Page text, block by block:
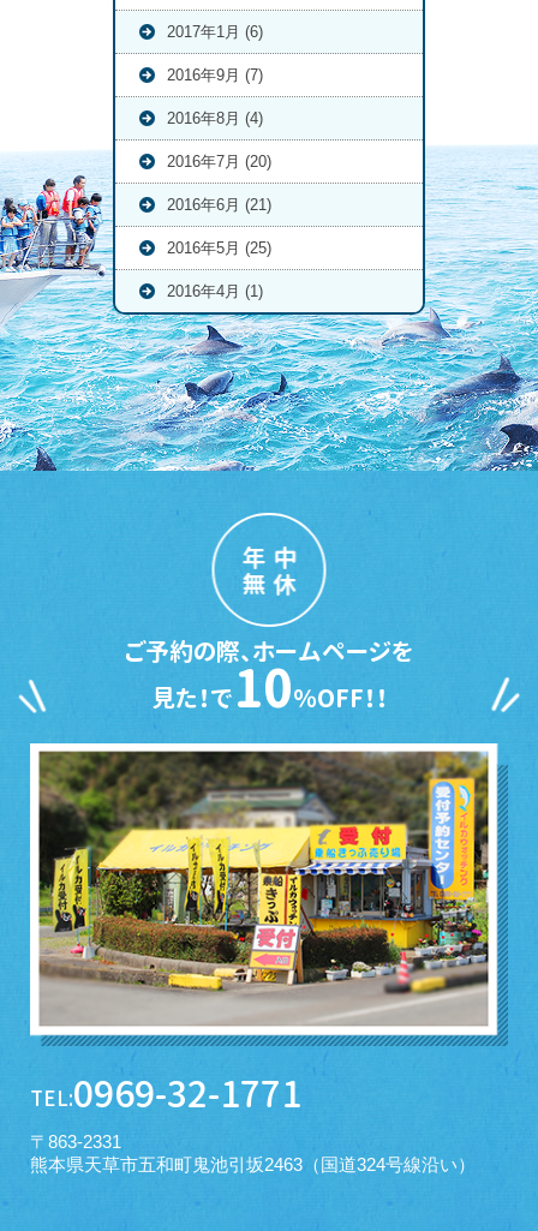
2017年1月 (6)
2016年9月 (7)
2016年8月 (4)
2016年7月 (20)
2016年6月 (21)
2016年5月 (25)
2016年4月 (1)
年中
無休
ご予約の際、ホームページを
見た！で10％OFF！！
TEL:0969-32-1771
〒863-2331
熊本県天草市五和町鬼池引坂2463（国道324号線沿い）